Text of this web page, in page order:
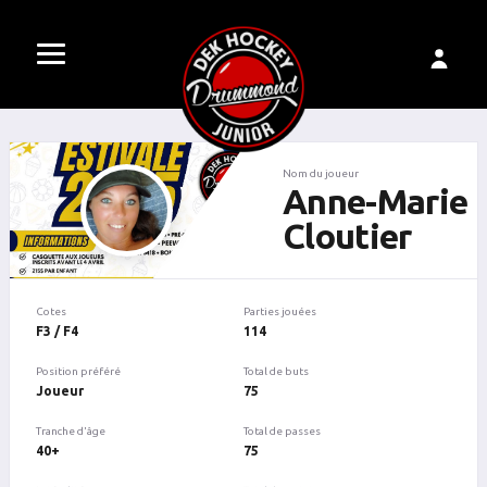
Nom du joueur
Anne-Marie
Cloutier
Cotes
F3 / F4
Position préféré
Joueur
Tranche d'âge
40+
Parties jouées
114
Total de buts
75
Total de passes
75